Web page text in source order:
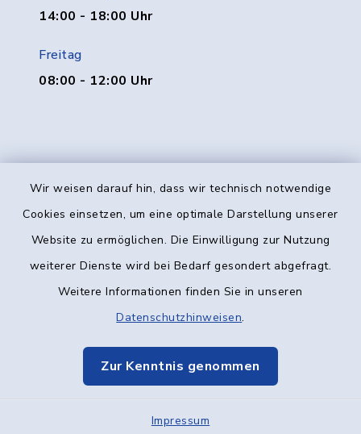
Wir weisen darauf hin, dass wir technisch notwendige
Cookies einsetzen, um eine optimale Darstellung unserer
Website zu ermöglichen. Die Einwilligung zur Nutzung
weiterer Dienste wird bei Bedarf gesondert abgefragt.
Weitere Informationen finden Sie in unseren
Datenschutzhinweisen.
Zur Kenntnis genommen
Impressum
14:00 - 18:00 Uhr
Freitag
08:00 - 12:00 Uhr
Kontakt
Datenschutz
Elektronische Kommunikation
Sitemap